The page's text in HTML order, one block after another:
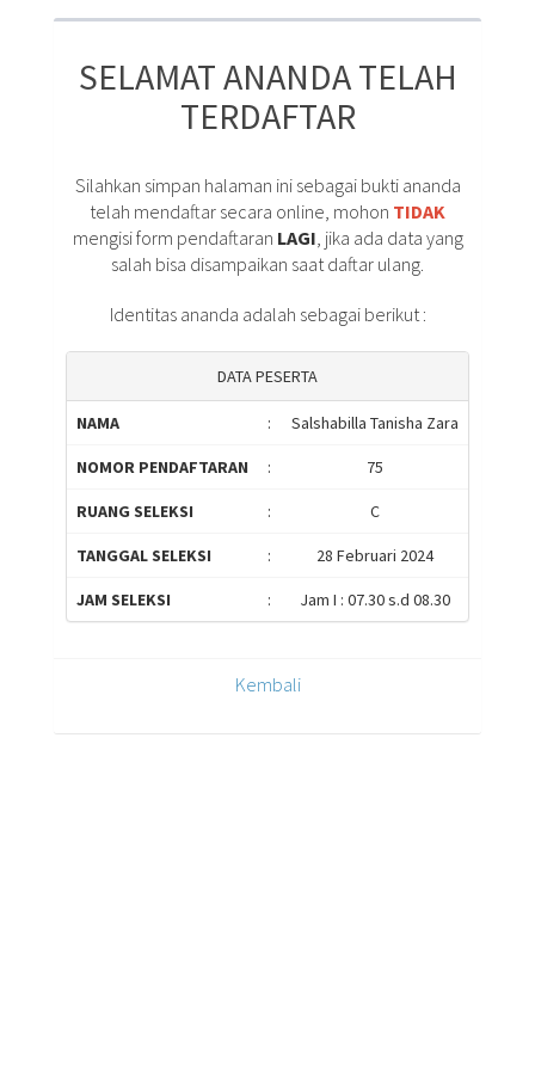
SELAMAT ANANDA TELAH
TERDAFTAR
Silahkan simpan halaman ini sebagai bukti ananda
telah mendaftar secara online, mohon TIDAK
mengisi form pendaftaran LAGI, jika ada data yang
salah bisa disampaikan saat daftar ulang.
Identitas ananda adalah sebagai berikut :
DATA PESERTA
NAMA : Salshabilla Tanisha Zara
NOMOR PENDAFTARAN : 75
RUANG SELEKSI : C
TANGGAL SELEKSI : 28 Februari 2024
JAM SELEKSI : Jam I : 07.30 s.d 08.30
Kembali